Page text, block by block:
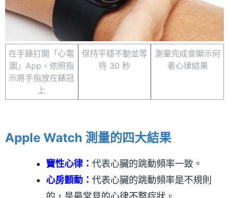
在手錶打開「心電
圖」App，依照指
示將手指放在錶冠
上
保持平穩不動並等
待 30 秒
測量完成會顯示何
者心律結果
Apple Watch 測量的四大結果
竇性心律： 代表心臟的跳動頻率一致。
心房顫動： 代表心臟的跳動頻率是不規則